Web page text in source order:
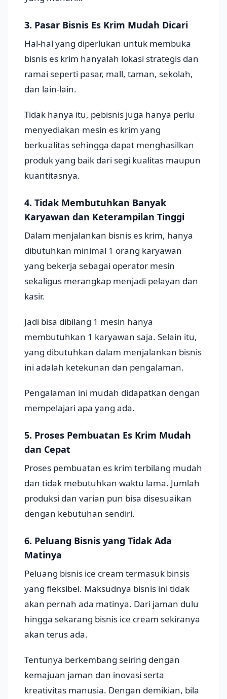
3. Pasar Bisnis Es Krim Mudah Dicari
Hal-hal yang diperlukan untuk membuka
bisnis es krim hanyalah lokasi strategis dan
ramai seperti pasar, mall, taman, sekolah,
dan lain-lain.
Tidak hanya itu, pebisnis juga hanya perlu
menyediakan mesin es krim yang
berkualitas sehingga dapat menghasilkan
produk yang baik dari segi kualitas maupun
kuantitasnya.
4. Tidak Membutuhkan Banyak
Karyawan dan Keterampilan Tinggi
Dalam menjalankan bisnis es krim, hanya
dibutuhkan minimal 1 orang karyawan
yang bekerja sebagai operator mesin
sekaligus merangkap menjadi pelayan dan
kasir.
Jadi bisa dibilang 1 mesin hanya
membutuhkan 1 karyawan saja. Selain itu,
yang dibutuhkan dalam menjalankan bisnis
ini adalah ketekunan dan pengalaman.
Pengalaman ini mudah didapatkan dengan
mempelajari apa yang ada.
5. Proses Pembuatan Es Krim Mudah
dan Cepat
Proses pembuatan es krim terbilang mudah
dan tidak mebutuhkan waktu lama. Jumlah
produksi dan varian pun bisa disesuaikan
dengan kebutuhan sendiri.
6. Peluang Bisnis yang Tidak Ada
Matinya
Peluang bisnis ice cream termasuk binsis
yang fleksibel. Maksudnya bisnis ini tidak
akan pernah ada matinya. Dari jaman dulu
hingga sekarang bisnis ice cream sekiranya
akan terus ada.
Tentunya berkembang seiring dengan
kemajuan jaman dan inovasi serta
kreativitas manusia. Dengan demikian, bila